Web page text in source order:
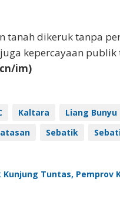
tanah dikeruk tanpa
kepercayaan
im)
Kaltara Liang Bunyu
Sebatik
Kunjung Tuntas, Pemprov